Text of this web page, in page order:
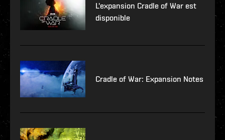
L'expansion Cradle of War est
disponible
Cradle of War: Expansion Notes